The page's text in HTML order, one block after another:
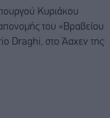
Κυριάκου
του «Βραβείου
Draghi, στο Άαχεν της